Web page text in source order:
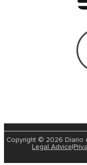
Copyright © 2026 Diario
Legal Advice|